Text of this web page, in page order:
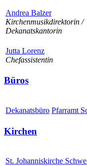
Andrea Balzer
Kirchenmusikdirektorin /
Dekanatskantorin
Jutta Lorenz
Chefassistentin
Büros
Dekanatsbüro Pfarramt
Kirchen
St. Johanniskirche